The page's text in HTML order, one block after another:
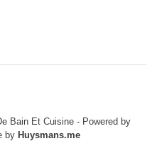
Bain Et Cuisine - Powered by
by Huysmans.me